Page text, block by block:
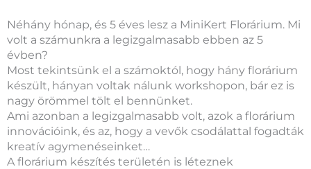
Néhány hónap, és 5 éves lesz a MiniKert Florárium. Mi
volt a számunkra a legizgalmasabb ebben az 5
évben?
Most tekintsünk el a számoktól, hogy hány florárium
készült, hányan voltak nálunk workshopon, bár ez is
nagy örömmel tölt el bennünket.
Ami azonban a legizgalmasabb volt, azok a florárium
innovációink, és az, hogy a vevők csodálattal fogadták
kreatív agymenéseinket…
A florárium készítés területén is léteznek